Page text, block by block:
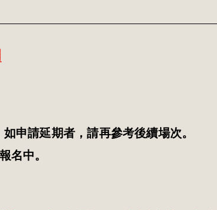
申請延期者，請再參考後續場次。
名中。